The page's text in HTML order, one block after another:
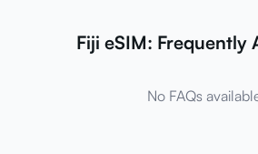
Fiji eSIM: Frequently
No FAQs